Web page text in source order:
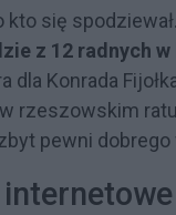
kto się spodziewał.
z 12 radnych
dla Konrada
w rzeszowskim
pewni dobrego